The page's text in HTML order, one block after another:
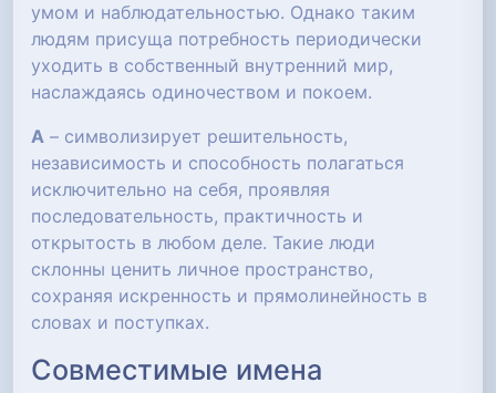
умом и наблюдательностью. Однако таким
людям присуща потребность периодически
уходить в собственный внутренний мир,
наслаждаясь одиночеством и покоем.
А – символизирует решительность,
независимость и способность полагаться
исключительно на себя, проявляя
последовательность, практичность и
открытость в любом деле. Такие люди
склонны ценить личное пространство,
сохраняя искренность и прямолинейность в
словах и поступках.
Совместимые имена